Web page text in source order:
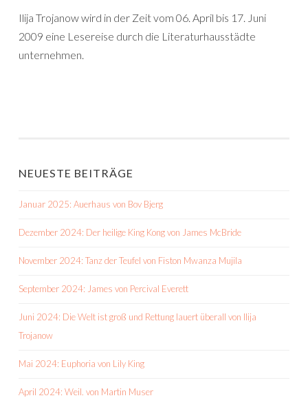
Ilija Trojanow wird in der Zeit vom 06. April bis 17. Juni
2009 eine Lesereise durch die Literaturhausstädte
unternehmen.
NEUESTE BEITRÄGE
Januar 2025: Auerhaus von Bov Bjerg
Dezember 2024: Der heilige King Kong von James McBride
November 2024: Tanz der Teufel von Fiston Mwanza Mujila
September 2024: James von Percival Everett
Juni 2024: Die Welt ist groß und Rettung lauert überall von Ilija
Trojanow
Mai 2024: Euphoria von Lily King
April 2024: Weil. von Martin Muser